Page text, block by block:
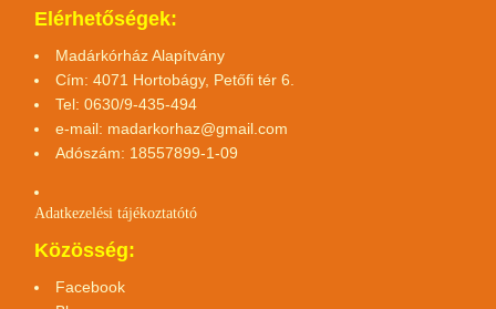
Elérhetőségek:
Madárkórház Alapítvány
Cím: 4071 Hortobágy, Petőfi tér 6.
Tel: 0630/9-435-494
e-mail: madarkorhaz@gmail.com
Adószám: 18557899-1-09
Adatkezelési tájékoztatótó
Közösség:
Facebook